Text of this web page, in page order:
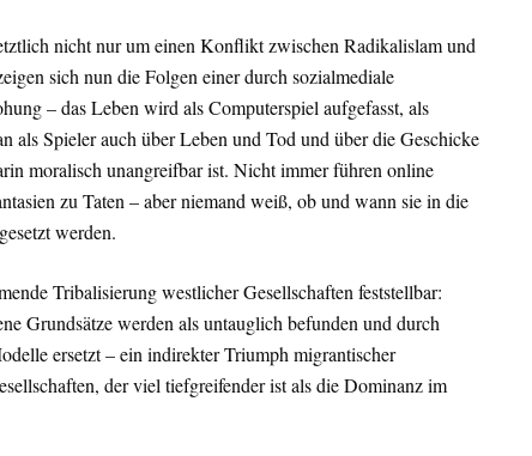
nicht nur um einen Konflikt zwischen Radikalislam und
sich nun die Folgen einer durch sozialmediale
– das Leben wird als Computerspiel aufgefasst, als
als Spieler auch über Leben und Tod und über die Geschicke
moralisch unangreifbar ist. Nicht immer führen online
zu Taten – aber niemand weiß, ob und wann sie in die
werden.
Tribalisierung westlicher Gesellschaften feststellbar:
Grundsätze werden als untauglich befunden und durch
ersetzt – ein indirekter Triumph migrantischer
der viel tiefgreifender ist als die Dominanz im